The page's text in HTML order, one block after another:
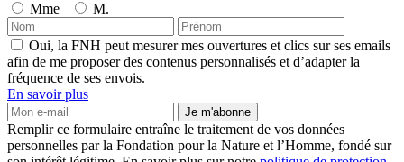
Mme
M.
Oui, la FNH peut mesurer mes ouvertures et clics sur ses emails
afin de me proposer des contenus personnalisés et d’adapter la
fréquence de ses envois.
En savoir plus
Je m'abonne
Remplir ce formulaire entraîne le traitement de vos données
personnelles par la Fondation pour la Nature et l’Homme, fondé sur